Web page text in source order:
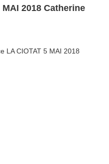
2018 Catherine